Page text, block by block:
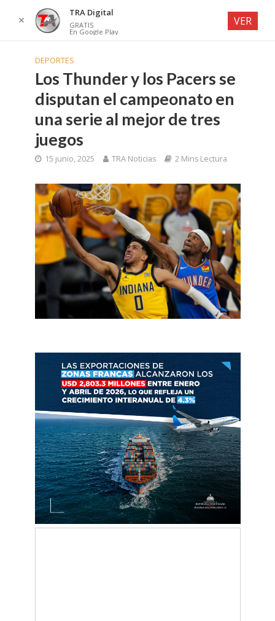
DEPORTES
Los Thunder y los Pacers se
disputan el campeonato en
una serie al mejor de tres
juegos
15 junio, 2025 TRA Noticias 2 Mins Lectura
✕
TRA Digital
GRATIS
En Google Play
VER